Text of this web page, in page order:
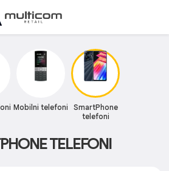
Mobilni telefoni
SmartPhone
telefoni
TELEFONI